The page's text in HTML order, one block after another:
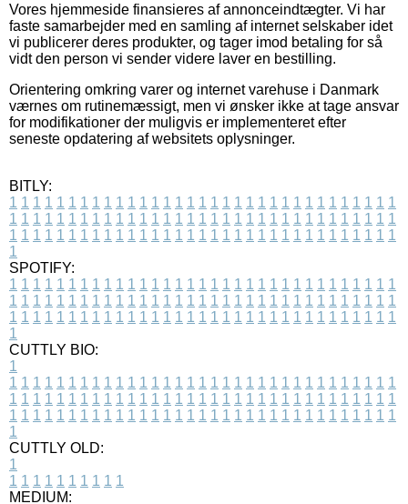
Vores hjemmeside finansieres af annonceindtægter. Vi har
faste samarbejder med en samling af internet selskaber idet
vi publicerer deres produkter, og tager imod betaling for så
vidt den person vi sender videre laver en bestilling.
Orientering omkring varer og internet varehuse i Danmark
værnes om rutinemæssigt, men vi ønsker ikke at tage ansvar
for modifikationer der muligvis er implementeret efter
seneste opdatering af websitets oplysninger.
BITLY:
1 1 1 1 1 1 1 1 1 1 1 1 1 1 1 1 1 1 1 1 1 1 1 1 1 1 1 1 1 1 1 1 1
1 1 1 1 1 1 1 1 1 1 1 1 1 1 1 1 1 1 1 1 1 1 1 1 1 1 1 1 1 1 1 1 1
1 1 1 1 1 1 1 1 1 1 1 1 1 1 1 1 1 1 1 1 1 1 1 1 1 1 1 1 1 1 1 1 1
1
SPOTIFY:
1 1 1 1 1 1 1 1 1 1 1 1 1 1 1 1 1 1 1 1 1 1 1 1 1 1 1 1 1 1 1 1 1
1 1 1 1 1 1 1 1 1 1 1 1 1 1 1 1 1 1 1 1 1 1 1 1 1 1 1 1 1 1 1 1 1
1 1 1 1 1 1 1 1 1 1 1 1 1 1 1 1 1 1 1 1 1 1 1 1 1 1 1 1 1 1 1 1 1
1
CUTTLY BIO:
1
1 1 1 1 1 1 1 1 1 1 1 1 1 1 1 1 1 1 1 1 1 1 1 1 1 1 1 1 1 1 1 1 1
1 1 1 1 1 1 1 1 1 1 1 1 1 1 1 1 1 1 1 1 1 1 1 1 1 1 1 1 1 1 1 1 1
1 1 1 1 1 1 1 1 1 1 1 1 1 1 1 1 1 1 1 1 1 1 1 1 1 1 1 1 1 1 1 1 1
1
CUTTLY OLD:
1
1 1 1 1 1 1 1 1 1 1
MEDIUM: